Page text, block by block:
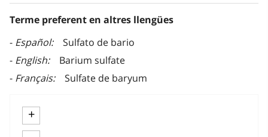
Terme preferent en altres llengües
Español
Sulfato de bario
English
Barium sulfate
Français
Sulfate de baryum
+